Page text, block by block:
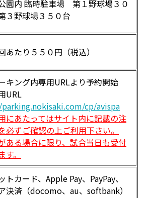
園内 臨時駐車場 第１野球場３０
３野球場３５０台
あたり５５０円（税込）
キング内専用URLより予約開始
URL
cp/avispa
にあたってはサイト内に記載の注
必ずご確認の上ご利用下さい。
ある場合に限り、試合当日も受付
す。
トカード、Apple Pay、PayPay、
決済（docomo、au、softbank）